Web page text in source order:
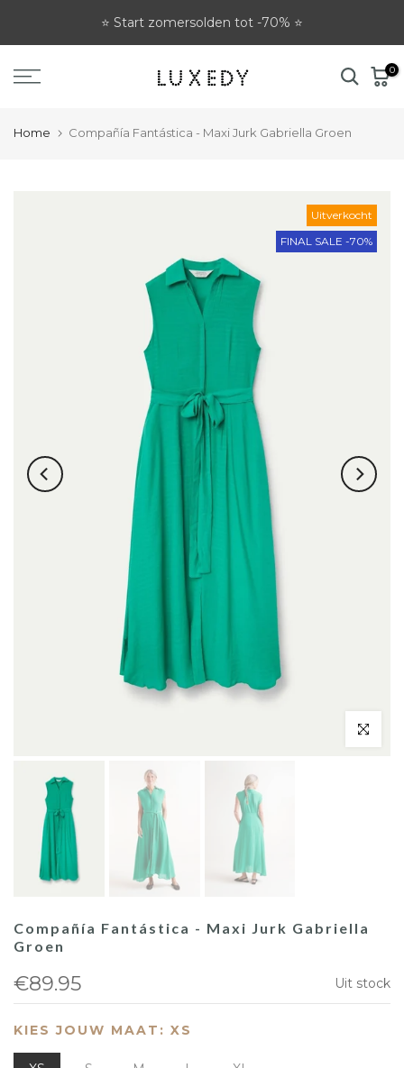
⭐ Start zomersolden tot -70% ⭐
0
Home Compañía Fantástica - Maxi Jurk Gabriella Groen
Uitverkocht
FINAL SALE -70%
Compañía Fantástica - Maxi Jurk Gabriella
Groen
€89.95 Uit stock
KIES JOUW MAAT: XS